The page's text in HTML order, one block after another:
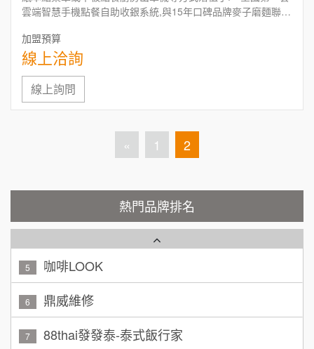
雲端智慧手機點餐自助收銀系統,與15年口碑品牌麥子磨麵聯合
手機點餐自助收銀,自己取餐自己回收
加盟預算
線上洽詢
線上詢問
« 1 2
熱門品牌排名
10 TEA TOP台灣第一味
Cozy coffee可集咖啡
秉宏小米甜甜圈
5 咖啡LOOK
6 鼎威維修
7 88thai發發泰-泰式飯行家
8 呷尚寶
何 先生/小姐 台南
加盟預算
呂 先生/小姐
加盟預算
加盟預算
林 先生/小姐
100萬 ~ 200萬